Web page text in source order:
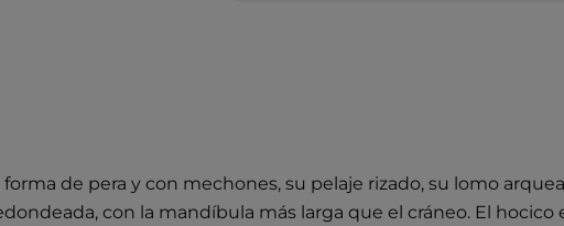
de pera y con mechones, su pelaje rizado, su lomo
con la mandíbula más larga que el cráneo. El